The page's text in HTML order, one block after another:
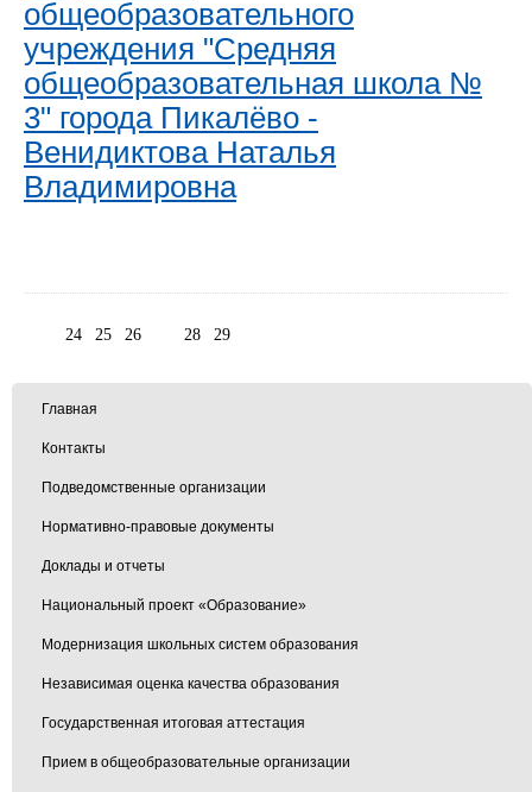
общеобразовательного
учреждения "Средняя
общеобразовательная школа №
3" города Пикалёво -
Венидиктова Наталья
Владимировна
24 25 26 28 29
Главная
Контакты
Подведомственные организации
Нормативно-правовые документы
Доклады и отчеты
Национальный проект «Образование»
Модернизация школьных систем образования
Независимая оценка качества образования
Государственная итоговая аттестация
Прием в общеобразовательные организации